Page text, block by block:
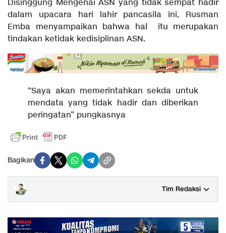
Disinggung Mengenai ASN yang tidak sempat hadir
dalam upacara hari lahir pancasila ini, Rusman
Emba menyampaikan bahwa hal itu merupakan
tindakan ketidak kedisiplinan ASN.
“Saya akan memerintahkan sekda untuk
mendata yang tidak hadir dan diberikan
peringatan” pungkasnya
Bagikan
Tim Redaksi